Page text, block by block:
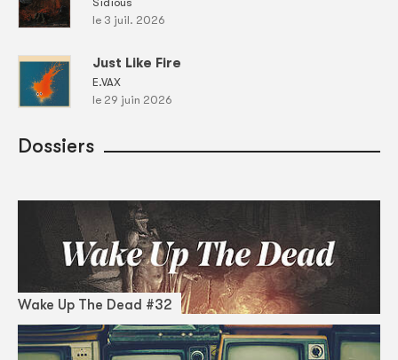
le 3 juil. 2026
Just Like Fire
E.VAX
le 29 juin 2026
Dossiers
Wake Up The Dead #32